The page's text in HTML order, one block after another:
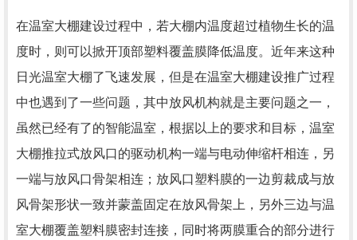
在温室大棚建设过程中，若大棚内温度超过植物生长的温
度时，则可以掀开顶部塑料覆盖膜降低温度。近年来这种
日光温室大棚了飞速发展，但是在温室大棚建设推广过程
中也遇到了一些问题，其中放风机构就是主要问题之一，
虽然已经有了的智能温室，根据以上的要求和目标，温室
大棚推拉式放风口的驱动机构一端与电动伸缩杆相连，另
一端与放风口骨架相连；放风口塑料膜的一边剪裁成与放
风骨架形状一致并蒙盖固定在放风骨架上，另外三边与温
室大棚覆盖塑料膜密封连接，同时将两膜重合的部分进行